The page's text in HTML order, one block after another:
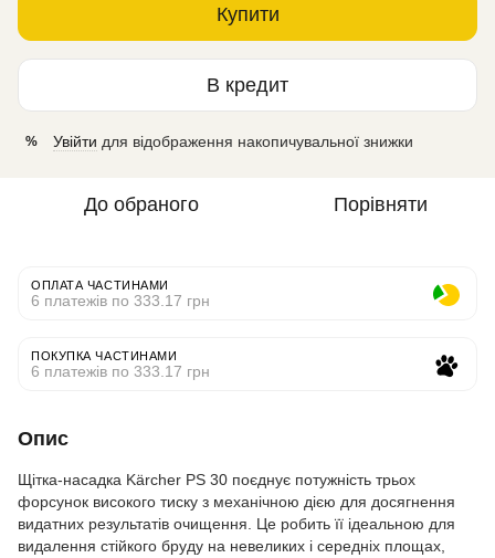
Купити
В кредит
% Увійти для відображення накопичувальної знижки
До обраного Порівняти
ОПЛАТА ЧАСТИНАМИ
6 платежів по 333.17 грн
ПОКУПКА ЧАСТИНАМИ
6 платежів по 333.17 грн
Опис
Щітка-насадка Kärcher PS 30 поєднує потужність трьох
форсунок високого тиску з механічною дією для досягнення
видатних результатів очищення. Це робить її ідеальною для
видалення стійкого бруду на невеликих і середніх площах,